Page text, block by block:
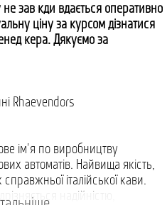
завжди вдається оперативно
ціну за курсом дізнатися
Дякуємо за
Rhaevendors
ім'я по виробництву
автоматів. Найвища якість,
італійської кави.
надійністю,